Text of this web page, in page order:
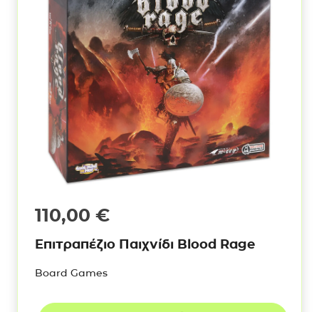
110,00 €
Επιτραπέζιο Παιχνίδι Blood Rage
Board Games